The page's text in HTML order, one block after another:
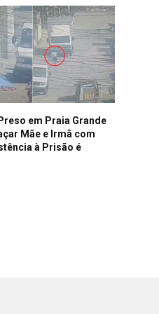
em Praia Grande
Mãe e Irmã com
à Prisão é